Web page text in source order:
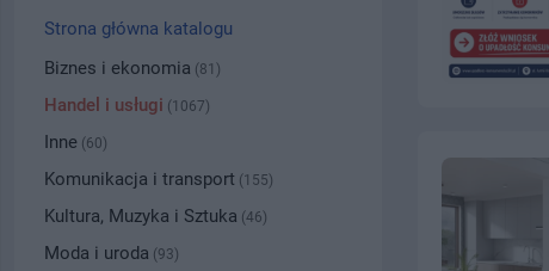
Strona główna katalogu
Biznes i ekonomia (81)
Handel i usługi (1067)
Inne (60)
Komunikacja i transport (155)
Kultura, Muzyka i Sztuka (46)
Moda i uroda (93)